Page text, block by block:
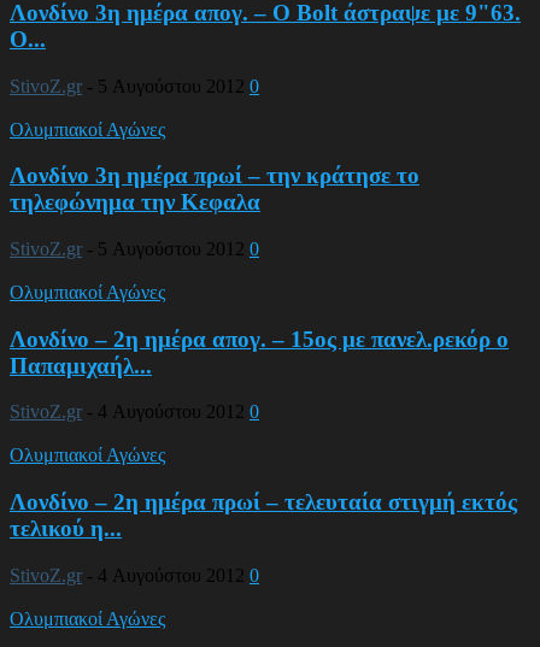
Λονδίνο 3η ημέρα απογ. – Ο Bolt άστραψε με 9"63.
Ο...
StivoZ.gr - 5 Αυγούστου 2012 0
Ολυμπιακοί Αγώνες
Λονδίνο 3η ημέρα πρωί – την κράτησε το
τηλεφώνημα την Κεφαλα
StivoZ.gr - 5 Αυγούστου 2012 0
Ολυμπιακοί Αγώνες
Λονδίνο – 2η ημέρα απογ. – 15ος με πανελ.ρεκόρ ο
Παπαμιχαήλ...
StivoZ.gr - 4 Αυγούστου 2012 0
Ολυμπιακοί Αγώνες
Λονδίνο – 2η ημέρα πρωί – τελευταία στιγμή εκτός
τελικού η...
StivoZ.gr - 4 Αυγούστου 2012 0
Ολυμπιακοί Αγώνες